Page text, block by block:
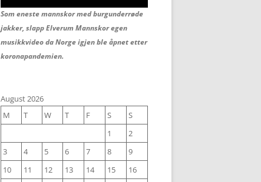
Som eneste mannskor med burgunderrøde
jakker, slapp Elverum Mannskor egen
musikkvideo da Norge igjen ble åpnet etter
koronapandemien.
August 2026
M
T W T F S
S
1
2
3
4 5 6 7 8
9
10
11 12 13 14 15
16